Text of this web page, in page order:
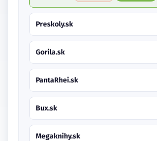
Preskoly.sk
Gorila.sk
PantaRhei.sk
Bux.sk
Megaknihy.sk